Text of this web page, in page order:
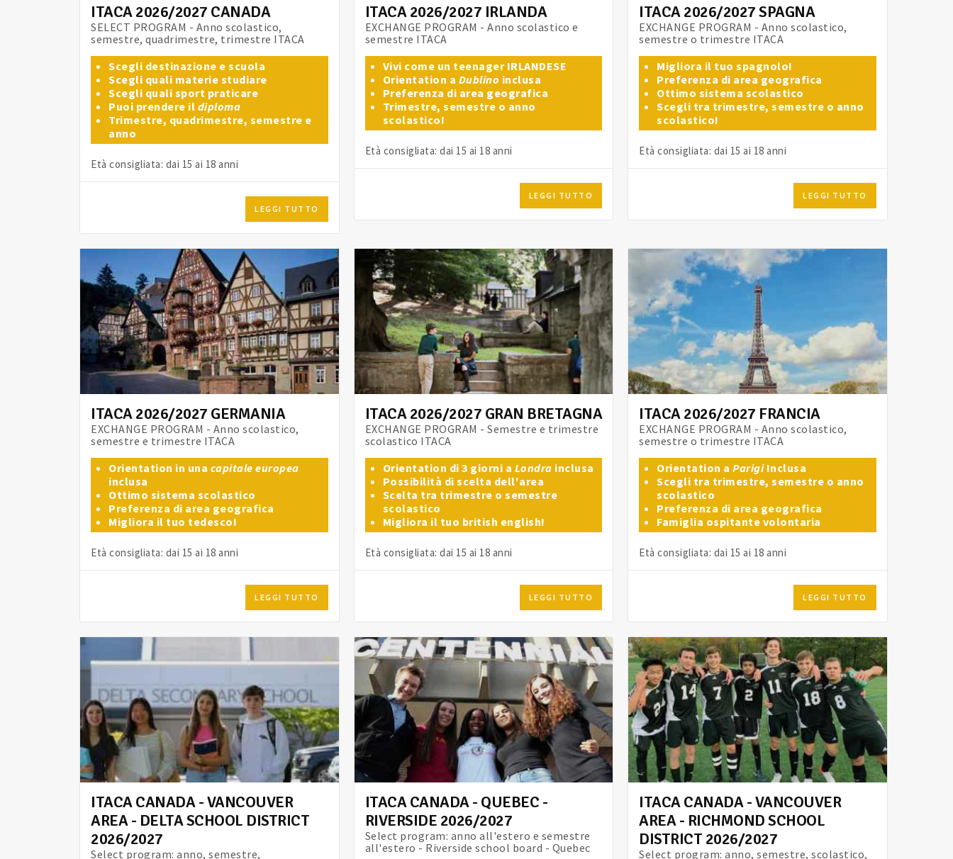
ITACA 2026/2027 CANADA
SELECT PROGRAM - Anno scolastico,
semestre, quadrimestre, trimestre ITACA
Scegli destinazione e scuola
Scegli quali materie studiare
Scegli quali sport praticare
Puoi prendere il diploma
Trimestre, quadrimestre, semestre e
anno
Età consigliata: dai 15 ai 18 anni
LEGGI TUTTO
ITACA 2026/2027 IRLANDA
EXCHANGE PROGRAM - Anno scolastico e
semestre ITACA
Vivi come un teenager IRLANDESE
Orientation a Dublino inclusa
Preferenza di area geografica
Trimestre, semestre o anno
scolastico!
Età consigliata: dai 15 ai 18 anni
LEGGI TUTTO
ITACA 2026/2027 SPAGNA
EXCHANGE PROGRAM - Anno scolastico,
semestre o trimestre ITACA
Migliora il tuo spagnolo!
Preferenza di area geografica
Ottimo sistema scolastico
Scegli tra trimestre, semestre o anno
scolastico!
Età consigliata: dai 15 ai 18 anni
LEGGI TUTTO
ITACA 2026/2027 GERMANIA
EXCHANGE PROGRAM - Anno scolastico,
semestre e trimestre ITACA
Orientation in una capitale europea
inclusa
Ottimo sistema scolastico
Preferenza di area geografica
Migliora il tuo tedesco!
Età consigliata: dai 15 ai 18 anni
LEGGI TUTTO
ITACA 2026/2027 GRAN BRETAGNA
EXCHANGE PROGRAM - Semestre e trimestre
scolastico ITACA
Orientation di 3 giorni a Londra inclusa
Possibilità di scelta dell'area
Scelta tra trimestre o semestre
scolastico
Migliora il tuo british english!
Età consigliata: dai 15 ai 18 anni
LEGGI TUTTO
ITACA 2026/2027 FRANCIA
EXCHANGE PROGRAM - Anno scolastico,
semestre o trimestre ITACA
Orientation aParigiInclusa
Scegli tra trimestre, semestre o anno
scolastico
Preferenza di area geografica
Famiglia ospitante volontaria
Età consigliata: dai 15 ai 18 anni
LEGGI TUTTO
ITACA CANADA - VANCOUVER
AREA - DELTA SCHOOL DISTRICT
2026/2027
Select program: anno, semestre,
ITACA CANADA - QUEBEC -
RIVERSIDE 2026/2027
Select program: anno all'estero e semestre
all'estero - Riverside school board - Quebec
ITACA CANADA - VANCOUVER
AREA - RICHMOND SCHOOL
DISTRICT 2026/2027
Select program: anno, semestre, scolastico,